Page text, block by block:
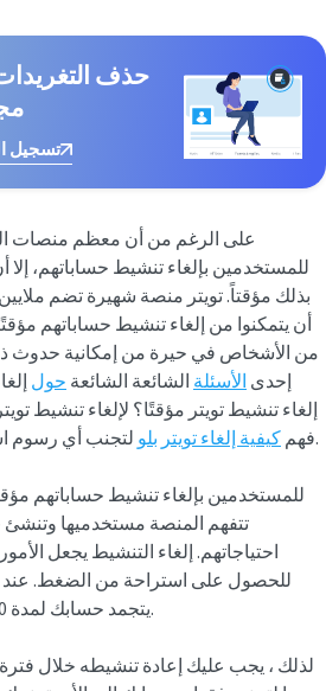
حذف
تسجيل
على الرغم من أن معظم منصات
للمستخدمين بإلغاء تنشيط حساباتهم،
بذلك مؤقتاً. تويتر منصة شهيرة تضم
أن يتمكنوا من إلغاء تنشيط حساباتهم
من الأشخاص في حيرة من إمكانية حدوث
إحدى الأسئلة الشائعة الشائعة حول
إلغاء تنشيط تويتر مؤقتًا؟ لإلغاء تنشيط
فهم كيفية إلغاء تويتر بلو لتجنب أي رسوم اشتراك أثناء فترة التوقف.
تتفهم المنصة مستخدميها وتنشئ
احتياجاتهم. إلغاء التنشيط يجعل
للحصول على استراحة من الضغط. عند
يتجمد حسابك لمدة 30 يوما قبل الحذف الدائم.